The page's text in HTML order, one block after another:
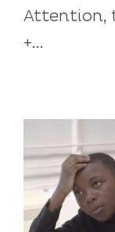
Attention,
+...